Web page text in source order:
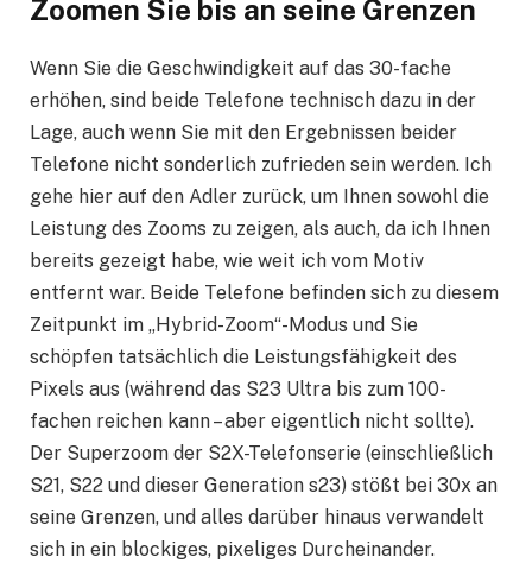
Zoomen Sie bis an seine Grenzen
Wenn Sie die Geschwindigkeit auf das 30-fache
erhöhen, sind beide Telefone technisch dazu in der
Lage, auch wenn Sie mit den Ergebnissen beider
Telefone nicht sonderlich zufrieden sein werden. Ich
gehe hier auf den Adler zurück, um Ihnen sowohl die
Leistung des Zooms zu zeigen, als auch, da ich Ihnen
bereits gezeigt habe, wie weit ich vom Motiv
entfernt war. Beide Telefone befinden sich zu diesem
Zeitpunkt im „Hybrid-Zoom“-Modus und Sie
schöpfen tatsächlich die Leistungsfähigkeit des
Pixels aus (während das S23 Ultra bis zum 100-
fachen reichen kann – aber eigentlich nicht sollte).
Der Superzoom der S2X-Telefonserie (einschließlich
S21, S22 und dieser Generation s23) stößt bei 30x an
seine Grenzen, und alles darüber hinaus verwandelt
sich in ein blockiges, pixeliges Durcheinander.